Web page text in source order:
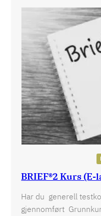
BRIEF®2 Kurs
Har du generell
gjennomført